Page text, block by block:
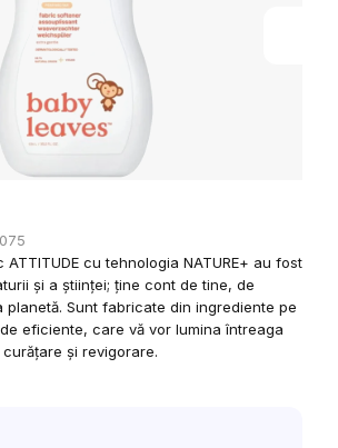
cu tehnologia NATURE+ au fost
și a științei; ține cont de tine, de
planetă. Sunt fabricate din ingrediente pe
eficiente, care vă vor lumina întreaga
și revigorare.